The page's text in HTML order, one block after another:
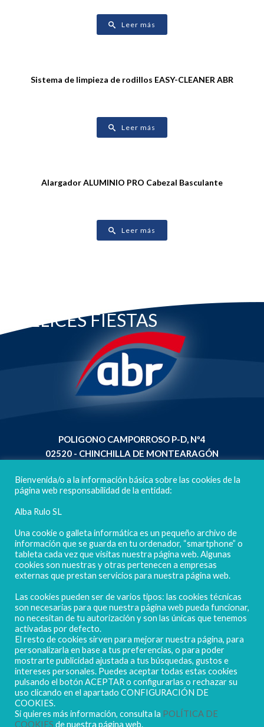
Leer más
Sistema de limpieza de rodillos EASY-CLEANER ABR
Leer más
Alargador ALUMINIO PRO Cabezal Basculante
Leer más
FELICES FIESTAS
POLIGONO CAMPORROSO P-D, Nº4
02520 - CHINCHILLA DE MONTEARAGÓN
Tel. + 34 967 218 812 - info@abr.com.es
Copyright ALBARULO © 2020 | Todos los derechos reservados
Sus datos seguros
Política de Cookies
Bienvenida/o a la información básica sobre las cookies de la
página web responsabilidad de la entidad:
Alba Rulo SL
Una cookie o galleta informática es un pequeño archivo de
información que se guarda en tu ordenador, “smartphone” o
tableta cada vez que visitas nuestra página web. Algunas
cookies son nuestras y otras pertenecen a empresas
externas que prestan servicios para nuestra página web.
Las cookies pueden ser de varios tipos: las cookies técnicas
son necesarias para que nuestra página web pueda funcionar,
no necesitan de tu autorización y son las únicas que tenemos
activadas por defecto.
El resto de cookies sirven para mejorar nuestra página, para
personalizarla en base a tus preferencias, o para poder
mostrarte publicidad ajustada a tus búsquedas, gustos e
intereses personales. Puedes aceptar todas estas cookies
pulsando el botón ACEPTAR o configurarlas o rechazar su
uso clicando en el apartado CONFIGURACIÓN DE
COOKIES.
Si quieres más información, consulta la POLÍTICA DE
COOKIES de nuestra página web.